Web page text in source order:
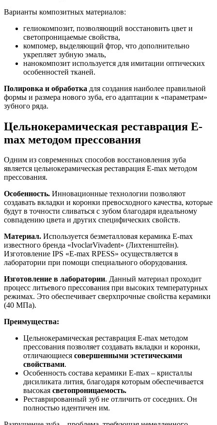
Варианты композитных материалов:
гелиокомпозит, позволяющий восстановить цвет и
светопроницаемые свойства,
компомер, выделяющий фтор, что дополнительно
укрепляет зубную эмаль,
нанокомпозит используется для имитации оптических
особенностей тканей.
Полировка и обработка для создания наиболее правильной
формы и размера нового зуба, его адаптации к «параметрам»
зубного ряда.
Цельнокерамическая реставрация E-
max методом прессования
Одним из современных способов восстановления зуба
является цельнокерамическая реставрация E-max методом
прессования.
Особенность. Инновационные технологии позволяют
создавать вкладки и коронки превосходного качества, которые
будут в точности сливаться с зубом благодаря идеальному
совпадению цвета и других специфических свойств.
Материал. Используется безметалловая керамика E-max
известного бренда «IvoclarVivadent» (Лихтенштейн).
Изготовление IPS «E-max RPESS» осуществляется в
лаборатории при помощи специального оборудования.
Изготовление в лаборатории. Данный материал проходит
процесс литьевого прессования при высоких температурных
режимах. Это обеспечивает сверхпрочные свойства керамики
(40 МПа).
Преимущества:
Цельнокерамическая реставрация E-max методом
прессования позволяет создавать вкладки и коронки,
отличающиеся совершенными эстетическими
свойствами.
Особенность состава керамики E-max – кристаллы
дисиликата лития, благодаря которым обеспечивается
высокая светопроницаемость.
Реставрированный зуб не отличить от соседних. Он
полностью идентичен им.